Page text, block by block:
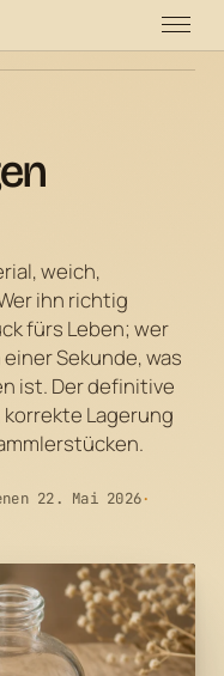
weich,
ihn richtig
fürs Leben; wer
Sekunde, was
ist. Der definitive
Lagerung
22. Mai 2026·